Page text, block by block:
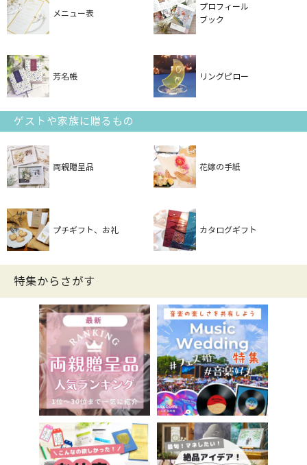
メニュー表
プロフィール
ブック
芳名帳 リングピロー
ゲストや家族に贈るもの
両親贈呈品 花嫁の手紙
プチギフト、お礼 カタログギフト
特集からさがす